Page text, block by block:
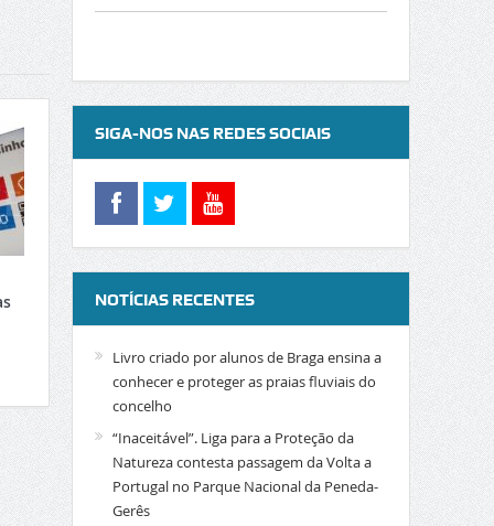
SIGA-NOS NAS REDES SOCIAIS
NOTÍCIAS RECENTES
Livro criado por alunos de Braga ensina a
conhecer e proteger as praias fluviais do
concelho
“Inaceitável”. Liga para a Proteção da
Natureza contesta passagem da Volta a
Portugal no Parque Nacional da Peneda-
Gerês